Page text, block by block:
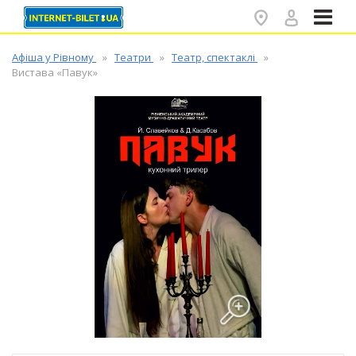
Афіша у Рівному Театри
Театр, спектаклі
Вистава «Павук»